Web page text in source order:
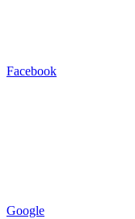
Facebook
Google